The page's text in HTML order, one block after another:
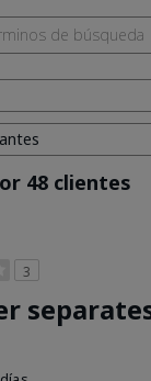
48 clientes
3